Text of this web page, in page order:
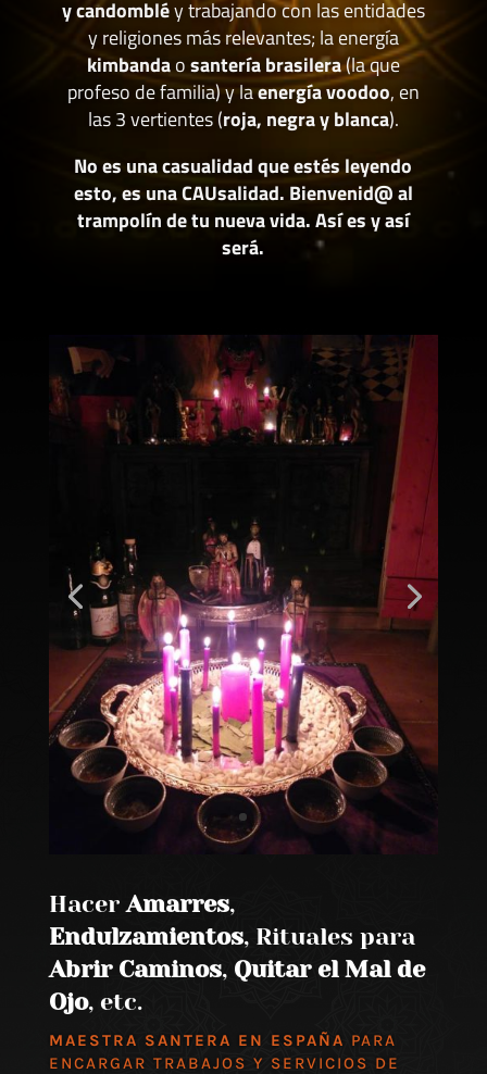
y candombléy trabajando con las entidades
y religiones más relevantes; la energía
kimbandaosantería brasilera(la que
profeso de familia) y laenergía voodoo, en
las 3 vertientes (roja, negra y blanca).
No es una casualidad que estés leyendo
esto, es una CAUsalidad. Bienvenid@ al
trampolín de tu nueva vida. Así es y así
será.
Hacer Amarres,
Endulzamientos, Rituales para
Abrir Caminos, Quitar el Mal de
Ojo, etc.
MAESTRA SANTERA EN ESPAÑA PARA
ENCARGAR TRABAJOS Y SERVICIOS DE